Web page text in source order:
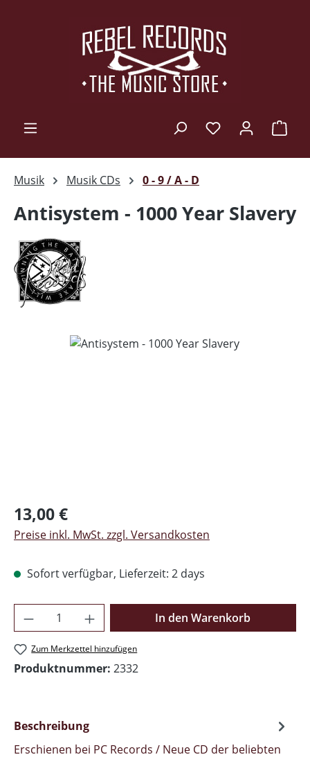
Musik Musik CDs 0 - 9 / A - D
Antisystem - 1000 Year Slavery
Regulärer Preis:
13,00 €
Preise inkl. MwSt. zzgl. Versandkosten
Sofort verfügbar, Lieferzeit: 2 days
Produkt Anzahl: Gib den gewünschten
In den Warenkorb
Zum Merkzettel hinzufügen
Produktnummer: 2332
Beschreibung
Erschienen bei PC Records / Neue CD der beliebten